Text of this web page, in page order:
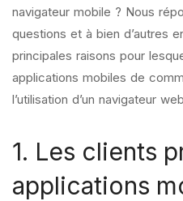
navigateur mobile ? Nous
questions et à bien d’autres
principales raisons pour
applications mobiles de
l’utilisation d’un navigateur
1. Les clients
applications